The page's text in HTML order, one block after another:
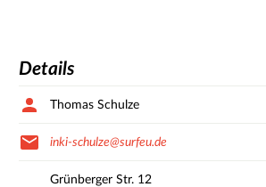
Details
Thomas Schulze
inki-schulze@surfeu.de
Grünberger Str. 12